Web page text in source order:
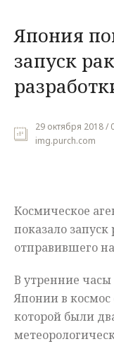
Наука
Культура
Общество
Мнения
Япония
запуск
29 октября 2018 /
img.purch.com
Космическое
показало
отправившего
В утренние часы
Японии в космос
которой были